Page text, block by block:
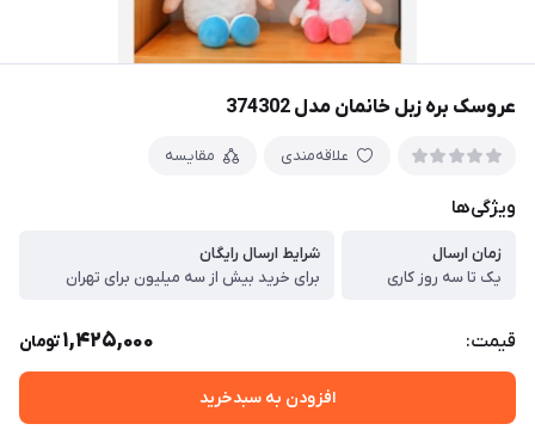
عروسک بره زبل خانمان مدل 374302
علاقه‌مندی مقایسه
ویژگی‌ها
زمان ارسال
یک تا سه روز کاری
شرایط ارسال رایگان
برای خرید بیش از سه میلیون برای تهران
قیمت: 1,425,000تومان
افزودن به سبدخرید